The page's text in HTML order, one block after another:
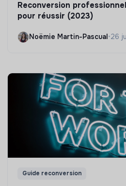
Reconversion
pour réussir (2023)
Noëmie Martin-Pascual •26
Guide reconversion